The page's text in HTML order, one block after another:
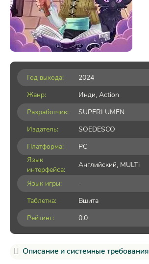
Год выхода:
2024
Жанр:
Инди, Action
Разработчик:
SUPERLUMEN
Издатель:
SOEDESCO
Платформа:
PC
Язык
интерфейса:
Английский, MULTi
Язык игры:
-
Таблетка:
Вшита
Рейтинг:
0.0
Описание и системные требования